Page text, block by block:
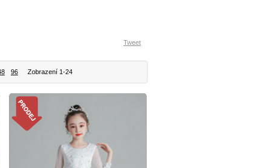
Tweet
96 Zobrazení 1-24